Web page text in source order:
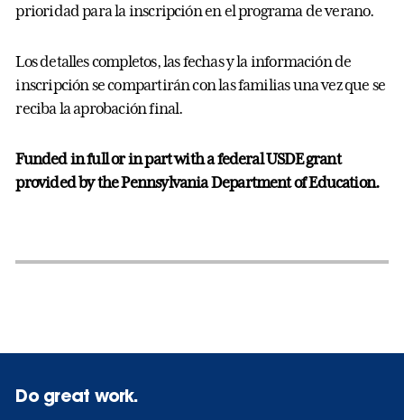
prioridad para la inscripción en el programa de verano.
Los detalles completos, las fechas y la información de
inscripción se compartirán con las familias una vez que se
reciba la aprobación final.
Funded in full or in part with a federal USDE grant
provided by the Pennsylvania Department of Education.
Do great work.